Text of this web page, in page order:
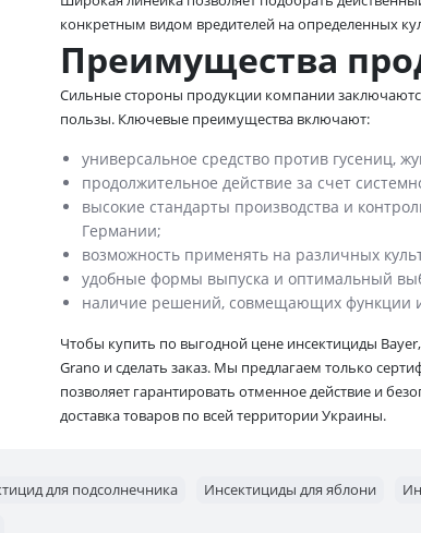
конкретным видом вредителей на определенных
Преимущества
Сильные стороны продукции компании
пользы. Ключевые преимущества включают:
универсальное средство против гусениц,
продолжительное действие за счет
высокие стандарты производства и
Германии;
возможность применять на различных
удобные формы выпуска и оптимальный
наличие решений, совмещающих функции
Чтобы купить по выгодной цене инсектициды
Grano и сделать заказ. Мы предлагаем только
позволяет гарантировать отменное действие и
доставка товаров по всей территории Украины.
для подсолнечника Инсектициды для яблони